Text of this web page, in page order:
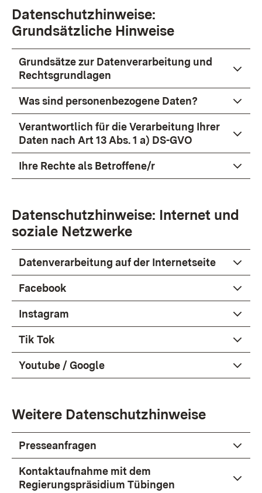
Datenschutzhinweise:
Grundsätzliche Hinweise
Grundsätze zur Datenverarbeitung und
Rechtsgrundlagen
Was sind personenbezogene Daten?
Verantwortlich für die Verarbeitung Ihrer
Daten nach Art 13 Abs. 1 a) DS-GVO
Ihre Rechte als Betroffene/r
Datenschutzhinweise: Internet und
soziale Netzwerke
Datenverarbeitung auf der Internetseite
Facebook
Instagram
Tik Tok
Youtube / Google
Weitere Datenschutzhinweise
Presseanfragen
Kontaktaufnahme mit dem
Regierungspräsidium Tübingen